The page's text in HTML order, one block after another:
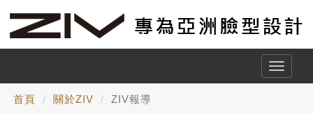
Toggle
首頁 關於ZIV ZIV報導